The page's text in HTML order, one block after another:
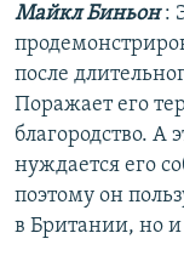
Майкл Биньон:
после
Поражает его
благородство. А
нуждается его
поэтому он
в Британии, но